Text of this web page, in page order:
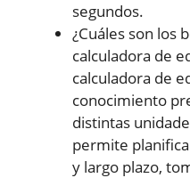
segundos.
¿Cuáles son los
calculadora de
calculadora de
conocimiento
distintas
permite
y largo plazo,